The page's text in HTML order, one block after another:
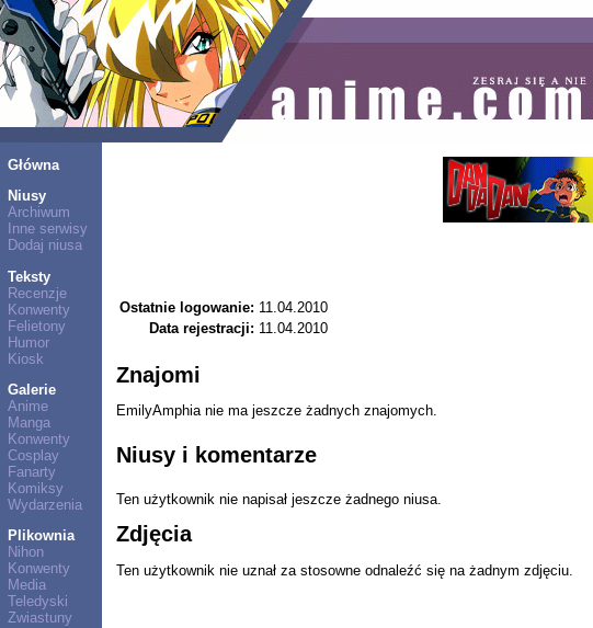
Główna
Niusy
Archiwum
Inne serwisy
Dodaj niusa
Teksty
Recenzje
Konwenty
Felietony
Humor
Kiosk
Galerie
Anime
Manga
Konwenty
Cosplay
Fanarty
Komiksy
Wydarzenia
Plikownia
Nihon
Konwenty
Media
Teledyski
Zwiastuny
Ostatnie logowanie: 11.04.2010
Data rejestracji: 11.04.2010
Znajomi
EmilyAmphia nie ma jeszcze żadnych znajomych.
Niusy i komentarze
Ten użytkownik nie napisał jeszcze żadnego niusa.
Zdjęcia
Ten użytkownik nie uznał za stosowne odnaleźć się na żadnym zdjęciu.